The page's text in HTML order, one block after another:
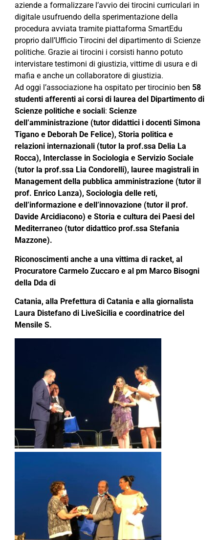
aziende a formalizzare l’avvio dei tirocini curriculari in
digitale usufruendo della sperimentazione della
procedura avviata tramite piattaforma SmartEdu
proprio dall’Ufficio Tirocini del dipartimento di Scienze
politiche. Grazie ai tirocini i corsisti hanno potuto
intervistare testimoni di giustizia, vittime di usura e di
mafia e anche un collaboratore di giustizia.
Ad oggi l’associazione ha ospitato per tirocinio ben 58
studenti afferenti ai corsi di laurea del Dipartimento di
Scienze politiche e sociali: Scienze
dell’amministrazione (tutor didattici i docenti Simona
Tigano e Deborah De Felice), Storia politica e
relazioni internazionali (tutor la prof.ssa Delia La
Rocca), Interclasse in Sociologia e Servizio Sociale
(tutor la prof.ssa Lia Condorelli), lauree magistrali in
Management della pubblica amministrazione (tutor il
prof. Enrico Lanza), Sociologia delle reti,
dell’informazione e dell’innovazione (tutor il prof.
Davide Arcidiacono) e Storia e cultura dei Paesi del
Mediterraneo (tutor didattico prof.ssa Stefania
Mazzone).
Riconoscimenti anche a una vittima di racket, al
Procuratore Carmelo Zuccaro e al pm Marco Bisogni
della Dda di
Catania, alla Prefettura di Catania e alla giornalista
Laura Distefano di LiveSicilia e coordinatrice del
Mensile S.